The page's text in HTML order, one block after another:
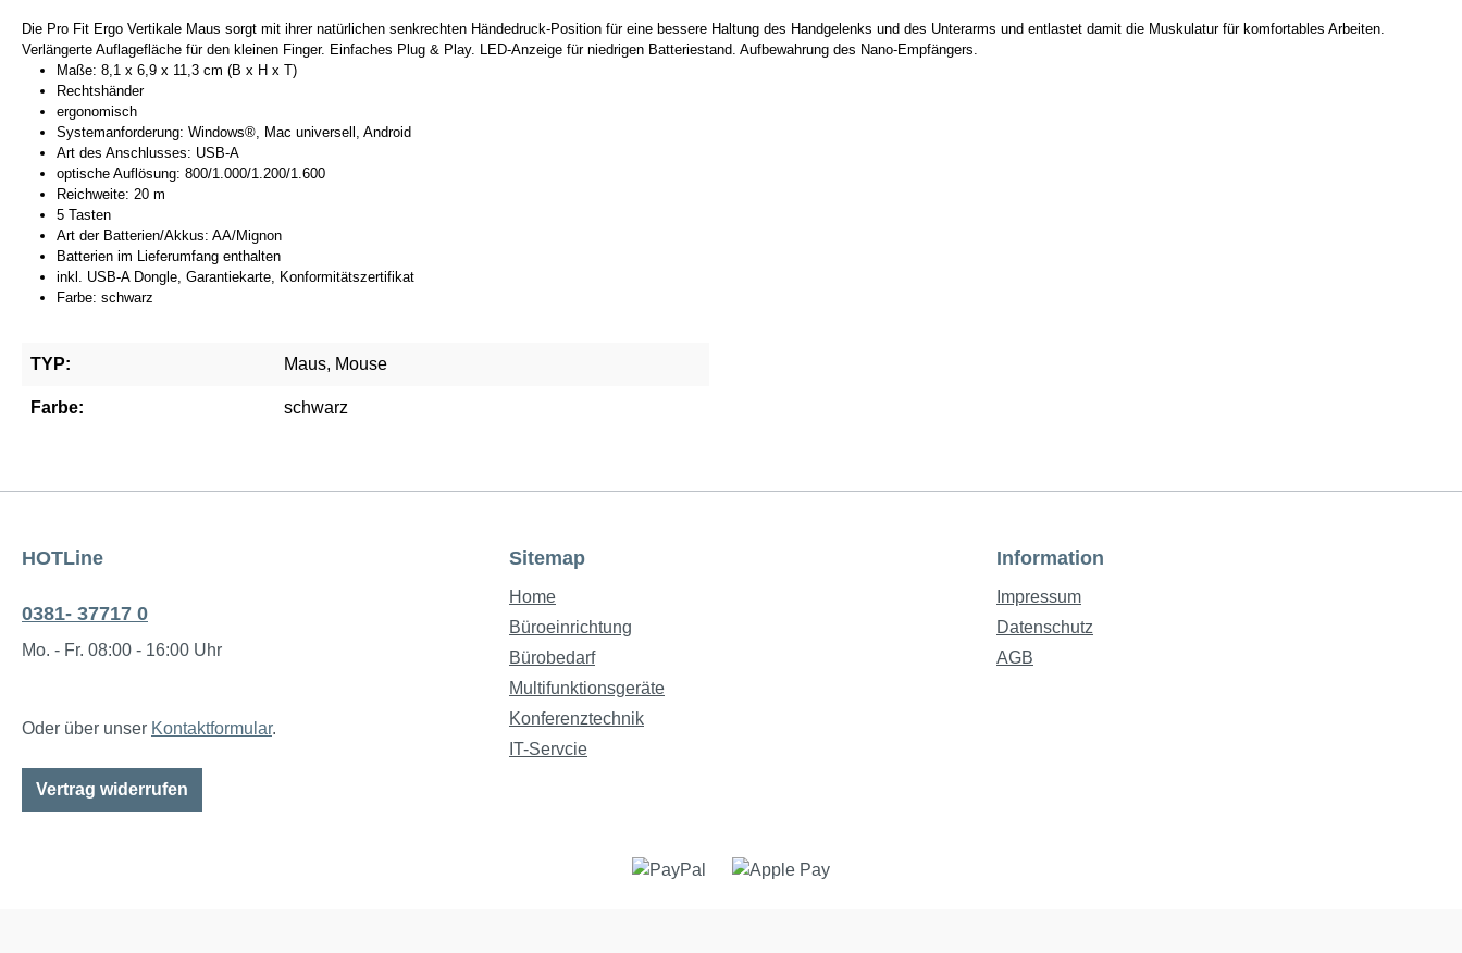
Die Pro Fit Ergo Vertikale Maus sorgt mit ihrer natürlichen senkrechten Händedruck-Position für eine bessere Haltung des Handgelenks und des Unterarms und entlastet damit die Muskulatur für komfortables Arbeiten.
Verlängerte Auflagefläche für den kleinen Finger. Einfaches Plug & Play. LED-Anzeige für niedrigen Batteriestand. Aufbewahrung des Nano-Empfängers.
Maße: 8,1 x 6,9 x 11,3 cm (B x H x T)
Rechtshänder
ergonomisch
Systemanforderung: Windows®, Mac universell, Android
Art des Anschlusses: USB-A
optische Auflösung: 800/1.000/1.200/1.600
Reichweite: 20 m
5 Tasten
Art der Batterien/Akkus: AA/Mignon
Batterien im Lieferumfang enthalten
inkl. USB-A Dongle, Garantiekarte, Konformitätszertifikat
Farbe: schwarz
TYP: Maus, Mouse
Farbe: schwarz
HOTLine
0381- 37717 0
Mo. - Fr. 08:00 - 16:00 Uhr
Oder über unser Kontaktformular.
Vertrag widerrufen
Sitemap
Home
Büroeinrichtung
Bürobedarf
Multifunktionsgeräte
Konferenztechnik
IT-Servcie
Information
Impressum
Datenschutz
AGB